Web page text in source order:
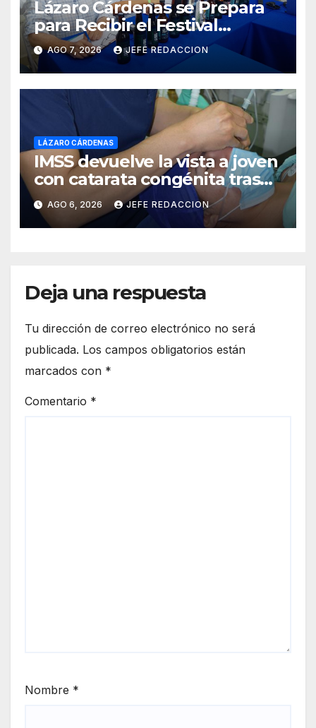
Lázaro Cárdenas se Prepara
para Recibir el Festival
Internacional de la Cerveza
Costa de Michoacán 2026
AGO 7, 2026 JEFE REDACCION
LÁZARO CÁRDENAS
IMSS devuelve la vista a joven
con catarata congénita tras
23 años de limitación visual
AGO 6, 2026 JEFE REDACCION
Deja una respuesta
Tu dirección de correo electrónico no será
publicada. Los campos obligatorios están
marcados con *
Comentario *
Nombre *